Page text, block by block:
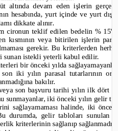
altında devam eden işlerin
hesabında, yurt içinde ve yurt
dikkate alınır.
cironun teklif edilen bedelin %
kısmının veya bitirilen işlerin
gerekir. Bu kriterlerden
sunan istekli yeterli kabul edilir.
bir önceki yılda
iki yılın parasal tutarlarının
bakılır.
son başvuru tarihi yılın ilk dört
sunmayanlar, iki önceki yılın gelir
sağlayamaması halinde, iki
durumda, gelir tabloları sunulan
kriterlerinin sağlanıp